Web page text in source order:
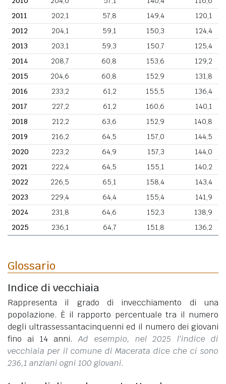
2011
202,1 57,8 149,4
120,1
2012
204,1 59,1 150,3
124,4
2013
203,1 59,3 150,7
125,4
2014
208,7 60,8 153,6
129,2
2015
204,6 60,8 152,9
131,8
2016
233,2 61,2 155,5
136,4
2017
227,2 61,2 160,6
140,1
2018
212,2 63,6 152,9
140,8
2019
216,2 64,5 157,0
144,5
2020
223,2 64,9 157,3
144,0
2021
222,4 64,5 155,1
140,2
2022
226,5 65,1 158,4
143,4
2023
229,4 64,4 155,4
141,9
2024
231,8 64,6 152,3
138,9
2025
236,1 64,7 151,8 136,2
Glossario
Indice di vecchiaia
Rappresenta il grado di invecchiamento di una
popolazione. È il rapporto percentuale tra il numero
degli ultrassessantacinquenni ed il numero dei giovani
fino ai 14 anni.Ad esempio, nel 2025 l'indice di
vecchiaia per il comune di Macerata dice che ci sono
236,1 anziani ogni 100 giovani.